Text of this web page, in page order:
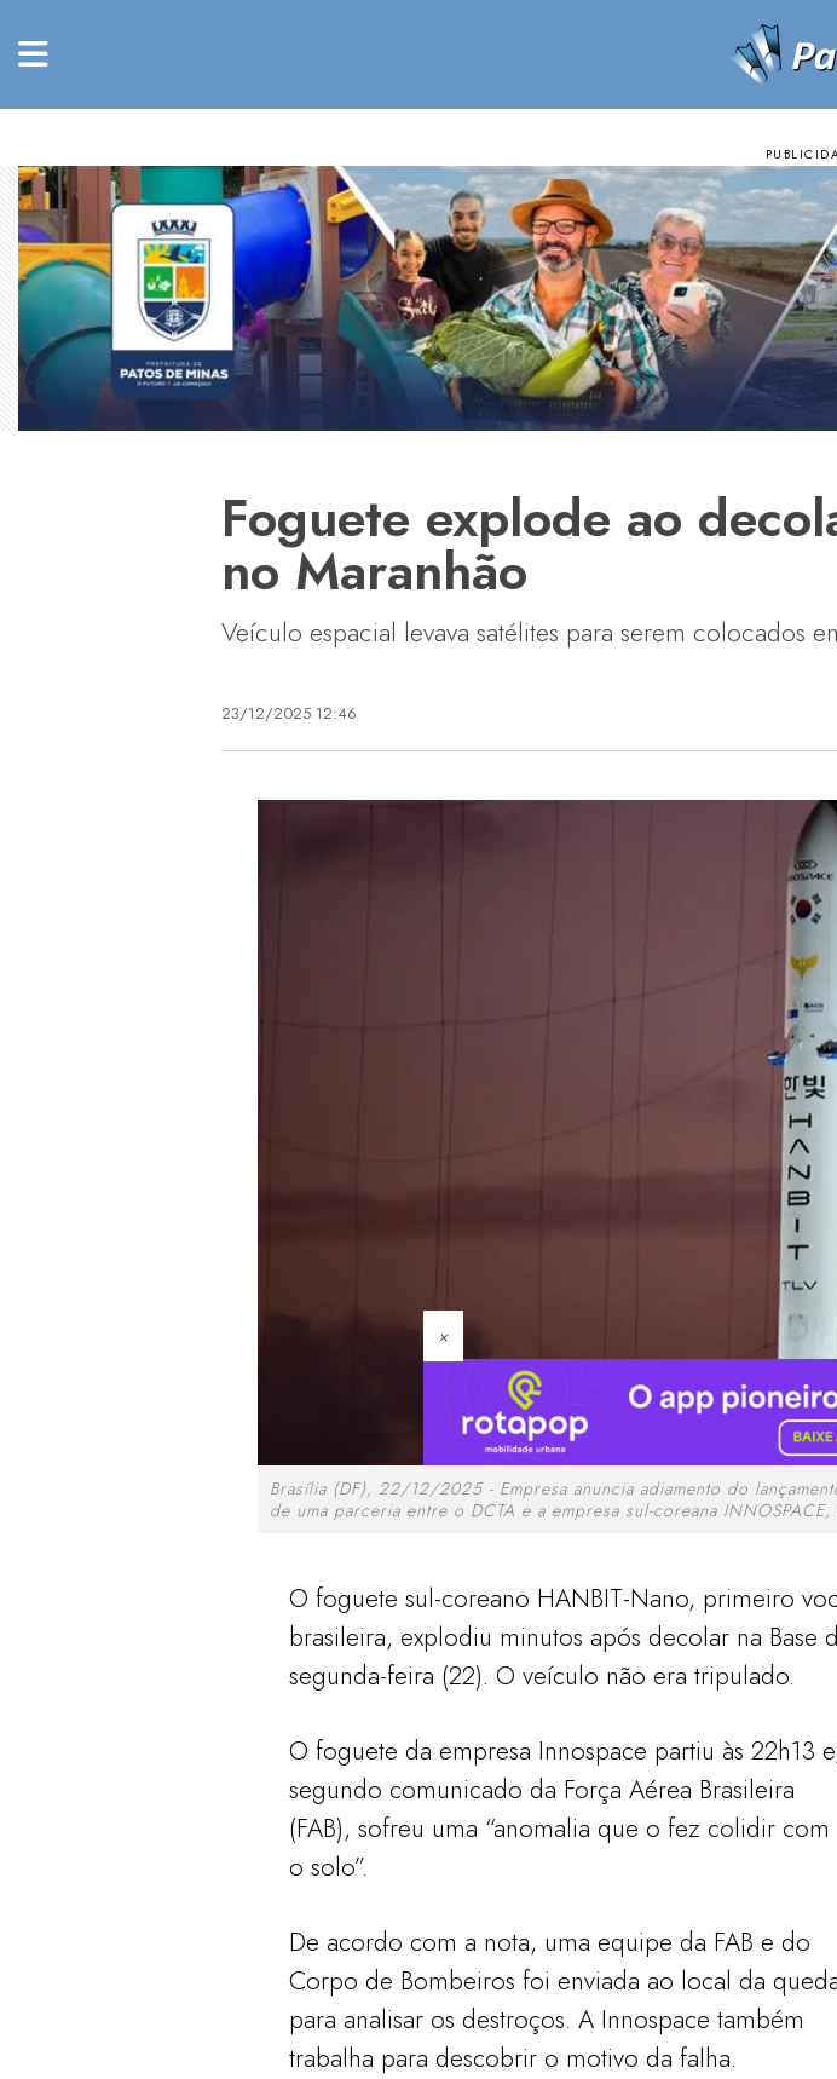
Foguete explode ao
no Maranhão
Veículo espacial levava satélites para serem colocados
23/12/2025 12:46
×
Brasília (DF), 22/12/2025 - Empresa anuncia adiamento do
de uma parceria entre o DCTA e a empresa sul-coreana
O foguete sul-coreano HANBIT-Nano, primeiro
brasileira, explodiu minutos após decolar na Base
segunda-feira (22). O veículo não era tripulado.
O foguete da empresa Innospace partiu às 22h13
segundo comunicado da Força Aérea Brasileira
(FAB), sofreu uma “anomalia que o fez colidir com
o solo”.
De acordo com a nota, uma equipe da FAB e do
Corpo de Bombeiros foi enviada ao local da
para analisar os destroços. A Innospace também
trabalha para descobrir o motivo da falha.